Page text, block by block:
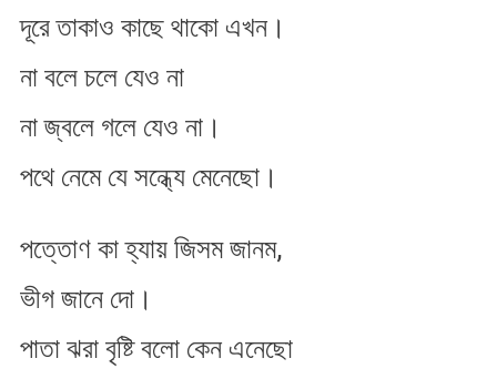
দূরে তাকাও কাছে থাকো এখন​।
না বলে চলে যেও না
না জ্বলে গলে যেও না।
পথে নেমে যে সন্ধ্যে মেনেছো।
পত্তোণ কা হ্যায় জিসম জানম,
ভীগ জানে দো।
পাতা ঝরা বৃষ্টি বলো কেন এনেছো